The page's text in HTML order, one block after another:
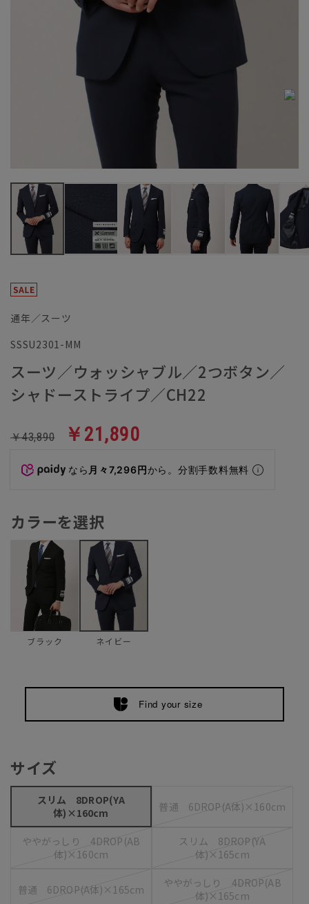
通年／スーツ
SSSU2301-MM
スーツ／ウォッシャブル／2つボタン／
シャドーストライプ／CH22
￥43,890 ￥21,890
なら 月々7,296円から。分割手数料無料
カラーを選択
ブラック ネイビー
Find your size
サイズ
スリム 8DROP(YA
体)×160cm
普通 6DROP(A体)×160cm
ややがっしり 4DROP(AB
体)×160cm
スリム 8DROP(YA
体)×165cm
普通 6DROP(A体)×165cm
ややがっしり 4DROP(AB
体)×165cm